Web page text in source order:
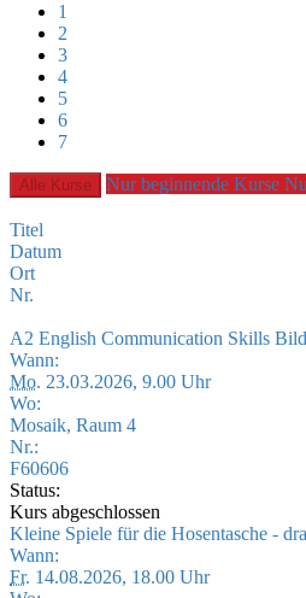
1
2
3
4
5
6
7
Alle Kurse Nur beginnende Kurse
Titel
Datum
Ort
Nr.
A2 English Communication Skills
Wann:
Mo. 23.03.2026, 9.00 Uhr
Wo:
Mosaik, Raum 4
Nr.:
F60606
Status:
Kurs abgeschlossen
Kleine Spiele für die Hosentasche -
Wann:
Fr. 14.08.2026, 18.00 Uhr